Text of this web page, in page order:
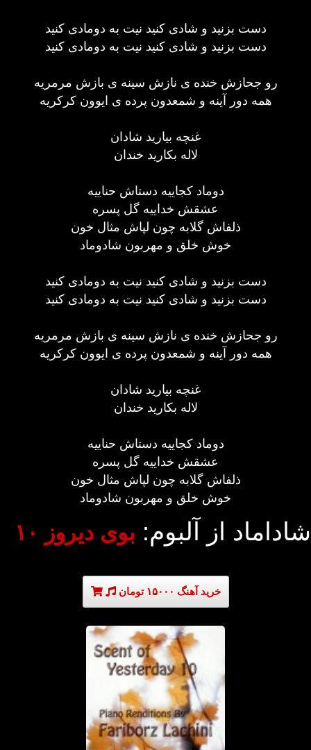
دست بزنید و شادی کنید نیت به دومادی کنید
دست بزنید و شادی کنید نیت به دومادی کنید
رو جحازش خنده ی نازش سینه ی بازش مرمریه
همه دور آینه و شمعدون پرده ی ایوون کرکریه
غنچه بیارید شادان
لاله بکارید خندان
دوماد کجاییه دستاش حناییه
عشقش خداییه گل پسره
ذلفاش گلابه چون لپاش مثال خون
خوش خلق و مهربون شادوماد
دست بزنید و شادی کنید نیت به دومادی کنید
دست بزنید و شادی کنید نیت به دومادی کنید
رو جحازش خنده ی نازش سینه ی بازش مرمریه
همه دور آینه و شمعدون پرده ی ایوون کرکریه
غنچه بیارید شادان
لاله بکارید خندان
دوماد کجاییه دستاش حناییه
عشقش خداییه گل پسره
ذلفاش گلابه چون لپاش مثال خون
خوش خلق و مهربون شادوماد
شاداماد از آلبوم: بوی دیروز ۱۰
خرید آهنگ ۱۵۰۰۰ تومان